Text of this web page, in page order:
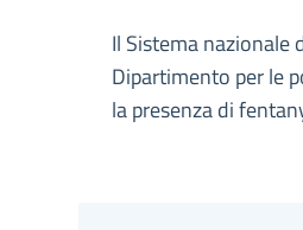
Il Sistema nazionale
Dipartimento per le
la presenza di